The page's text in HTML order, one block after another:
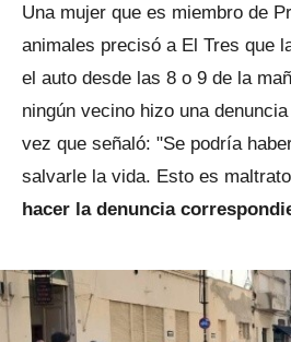
Una mujer que es miembro de
animales precisó a El Tres que
el auto desde las 8 o 9 de la
ningún vecino hizo una
vez que señaló: "Se podría
salvarle la vida. Esto es
hacer la denuncia